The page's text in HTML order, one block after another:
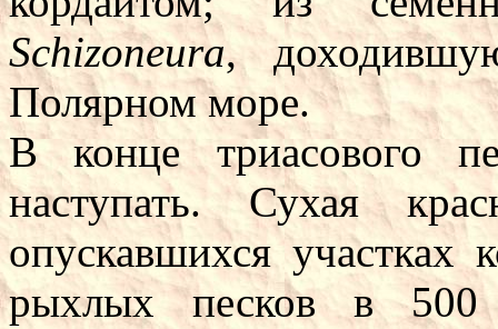
Schizoneura,
Полярном море.
В конце триасового
наступать. Сухая
опускавшихся участках
рыхлых песков в